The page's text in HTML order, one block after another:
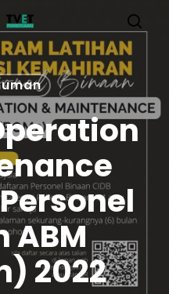
ABM
2022